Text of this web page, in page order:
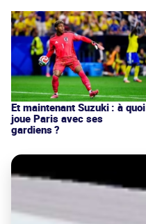
Et maintenant Suzuki : à quoi
joue Paris avec ses
gardiens ?